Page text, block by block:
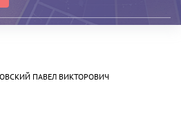
ПАВЕЛ ВИКТОРОВИЧ